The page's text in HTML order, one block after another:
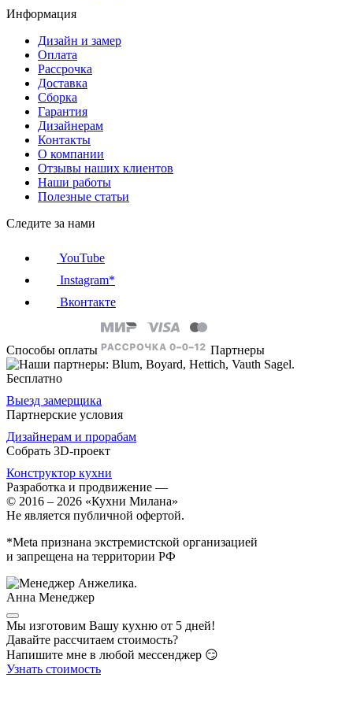
Информация
Дизайн и замер
Оплата
Рассрочка
Доставка
Сборка
Гарантия
Дизайнерам
Контакты
О компании
Отзывы наших клиентов
Наши работы
Полезные статьи
Следите за нами
YouTube
Instagram*
Вконтакте
Способы оплаты Партнеры
Бесплатно
Выезд замерщика
Партнерские условия
Дизайнерам и прорабам
Собрать 3D-проект
Конструктор кухни
Разработка и продвижение —
© 2016 – 2026 «Кухни Милана»
Не является публичной офертой.
*Meta признана экстремистской организацией
и запрещена на территории РФ
Анна Менеджер
Мы изготовим Вашу кухню от 5 дней!
Давайте рассчитаем стоимость?
Напишите мне в любой мессенджер 😏
Узнать стоимость